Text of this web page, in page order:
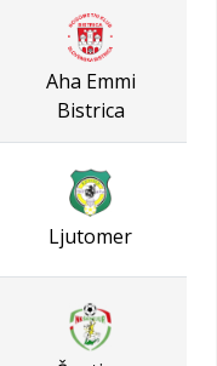
Aha Emmi
Bistrica
Ljutomer